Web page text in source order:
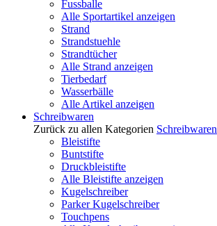
Fussballe
Alle Sportartikel anzeigen
Strand
Strandstuehle
Strandtücher
Alle Strand anzeigen
Tierbedarf
Wasserbälle
Alle Artikel anzeigen
Schreibwaren
Zurück zu allen Kategorien Schreibwaren
Bleistifte
Buntstifte
Druckbleistifte
Alle Bleistifte anzeigen
Kugelschreiber
Parker Kugelschreiber
Touchpens